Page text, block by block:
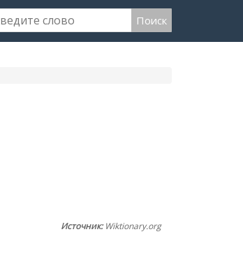
Поиск
Источник:Wiktionary.org